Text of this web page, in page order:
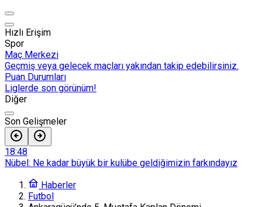
Hızlı Erişim
Spor
Maç Merkezi
Geçmiş veya gelecek maçları yakından takip edebilirsiniz.
Puan Durumları
Liglerde son görünüm!
Diğer
Son Gelişmeler
18:42
Türk Takımları Avrupa Arenası’nda
Beşiktaş’ın Hradec Kralove maçı kamp kadrosu açıklandı
17:36
Haberler
Futbol